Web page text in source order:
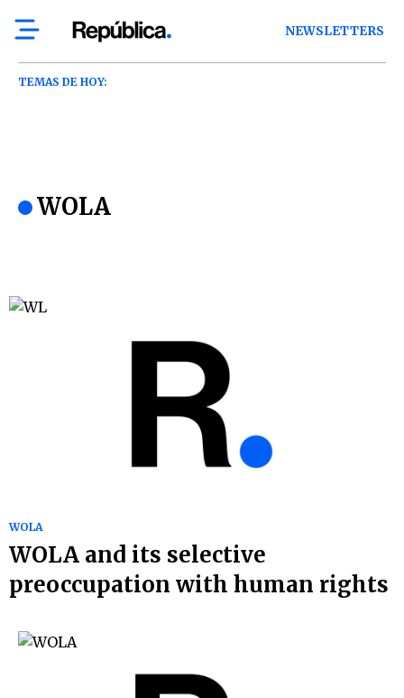
NEWSLETTERS
TEMAS DE HOY:
WOLA
WOLA
WOLA and its selective
preoccupation with human rights